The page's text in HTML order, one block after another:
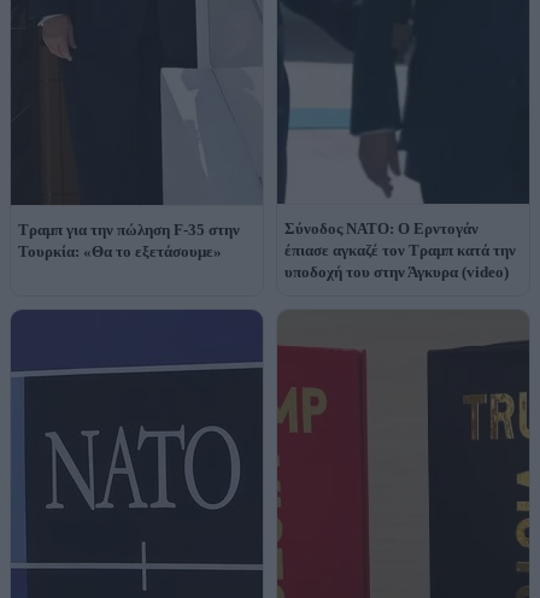
Τραμπ για την πώληση F-35 στην
Τουρκία: «Θα το εξετάσουμε»
Σύνοδος ΝΑΤΟ: Ο Ερντογάν
έπιασε αγκαζέ τον Τραμπ κατά την
υποδοχή του στην Άγκυρα (video)